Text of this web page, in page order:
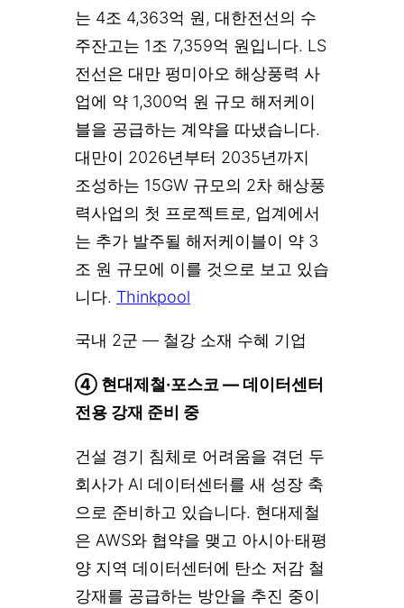
는 4조 4,363억 원, 대한전선의 수
주잔고는 1조 7,359억 원입니다. LS
전선은 대만 펑미아오 해상풍력 사
업에 약 1,300억 원 규모 해저케이
블을 공급하는 계약을 따냈습니다.
대만이 2026년부터 2035년까지
조성하는 15GW 규모의 2차 해상풍
력사업의 첫 프로젝트로, 업계에서
는 추가 발주될 해저케이블이 약 3
조 원 규모에 이를 것으로 보고 있습
니다. Thinkpool
국내 2군 — 철강 소재 수혜 기업
④ 현대제철·포스코 — 데이터센터
전용 강재 준비 중
건설 경기 침체로 어려움을 겪던 두
회사가 AI 데이터센터를 새 성장 축
으로 준비하고 있습니다. 현대제철
은 AWS와 협약을 맺고 아시아·태평
양 지역 데이터센터에 탄소 저감 철
강재를 공급하는 방안을 추진 중이